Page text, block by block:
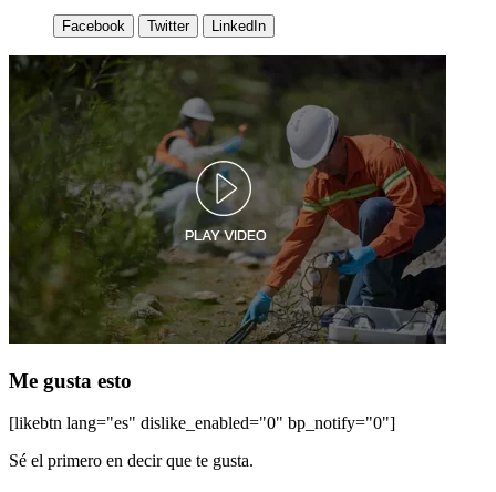
Facebook Twitter LinkedIn
Me gusta esto
[likebtn lang="es" dislike_enabled="0" bp_notify="0"]
Sé el primero en decir que te gusta.